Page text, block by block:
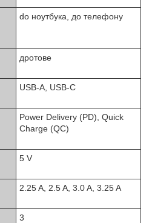
do ноутбука, до телефону
дротове
USB-A, USB-C
Power Delivery (PD), Quick
Charge (QC)
5 V
2.25 A, 2.5 A, 3.0 A, 3.25 A
3